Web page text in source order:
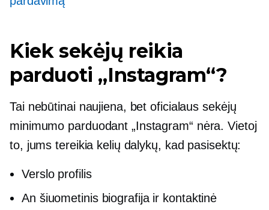
Kiek sekėjų reikia
parduoti „Instagram“?
Tai nebūtinai naujiena, bet oficialaus sekėjų
minimumo parduodant „Instagram“ nėra. Vietoj
to, jums tereikia kelių dalykų, kad pasisektų:
Verslo profilis
An šiuometinisbiografija ir kontaktinė